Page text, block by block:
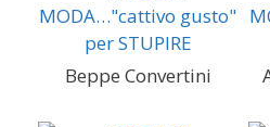
Beppe Convertini